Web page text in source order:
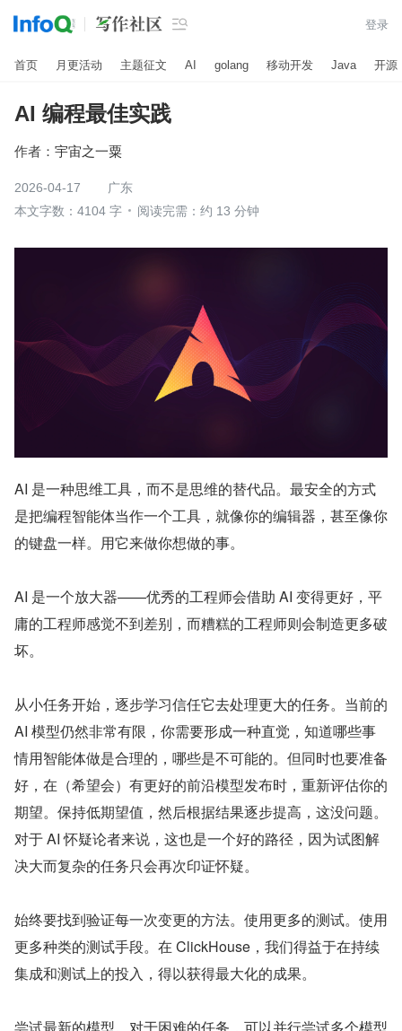
 登录
首页 月更活动 主题征文 AI golang 移动开发 Java 开源
AI 编程最佳实践
作者： 宇宙之一粟
2026-04-17
广东
本文字数：4104 字
阅读完需：约 13 分钟
AI 是一种思维工具，而不是思维的替代品。最安全的方式
是把编程智能体当作一个工具，就像你的编辑器，甚至像你
的键盘一样。用它来做你想做的事。
AI 是一个放大器——优秀的工程师会借助 AI 变得更好，平
庸的工程师感觉不到差别，而糟糕的工程师则会制造更多破
坏。
从小任务开始，逐步学习信任它去处理更大的任务。当前的
AI 模型仍然非常有限，你需要形成一种直觉，知道哪些事
情用智能体做是合理的，哪些是不可能的。但同时也要准备
好，在（希望会）有更好的前沿模型发布时，重新评估你的
期望。保持低期望值，然后根据结果逐步提高，这没问题。
对于 AI 怀疑论者来说，这也是一个好的路径，因为试图解
决大而复杂的任务只会再次印证怀疑。
始终要找到验证每一次变更的方法。使用更多的测试。使用
更多种类的测试手段。在 ClickHouse，我们得益于在持续
集成和测试上的投入，得以获得最大化的成果。